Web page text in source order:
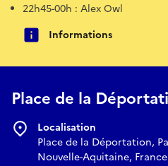
22h45-00h : Alex Owl
Informations
Place de la
Localisation
Place de la Déportation,
Nouvelle-Aquitaine, France